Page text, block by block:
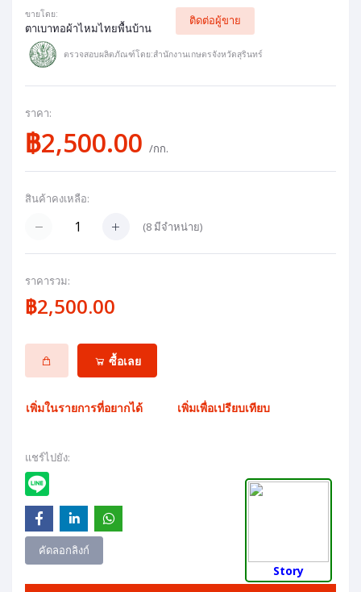
ขายโดย:
ตาเบาทอผ้าไหมไทยพื้นบ้าน
ติดต่อผู้ขาย
ตรวจสอบผลิตภัณฑ์โดย:สำนักงานเกษตรจังหวัดสุรินทร์
ราคา:
฿2,500.00 /กก.
สินค้าคงเหลือ:
(8มีจำหน่าย)
ราคารวม:
฿2,500.00
ซื้อเลย
เพิ่มในรายการที่อยากได้ เพิ่มเพื่อเปรียบเทียบ
แชร์ไปยัง:
คัดลอกลิงก์
Story